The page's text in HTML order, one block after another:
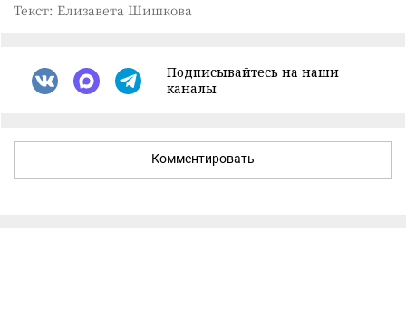
Текст: Елизавета Шишкова
Подписывайтесь на наши
каналы
Комментировать